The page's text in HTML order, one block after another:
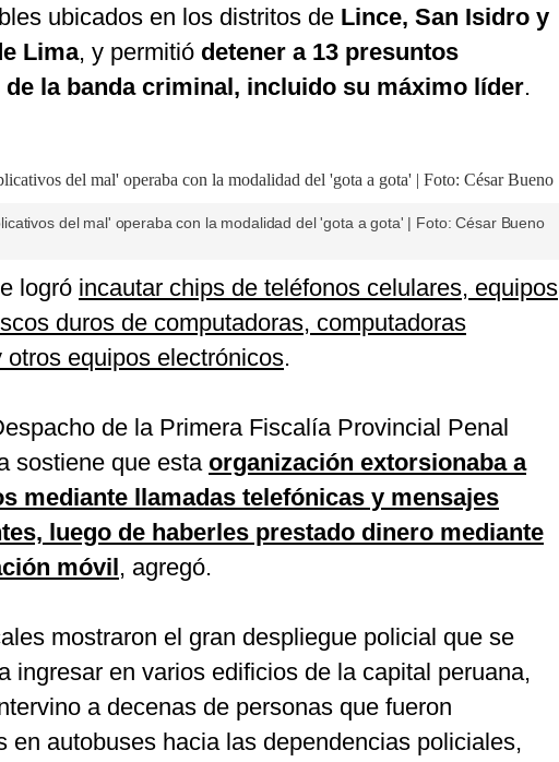
ubicados en los distritos de Lince, San Isidro y
Lima, y permitió detener a 13 presuntos
la banda criminal, incluido su máximo líder.
del mal' operaba con la modalidad del 'gota a gota' | Foto: César Bueno
logró incautar chips de teléfonos celulares, equipos
duros de computadoras, computadoras
otros equipos electrónicos.
de la Primera Fiscalía Provincial Penal
sostiene que esta organización extorsionaba a
mediante llamadas telefónicas y mensajes
luego de haberles prestado dinero mediante
móvil, agregó.
mostraron el gran despliegue policial que se
ingresar en varios edificios de la capital peruana,
a decenas de personas que fueron
en autobuses hacia las dependencias policiales,